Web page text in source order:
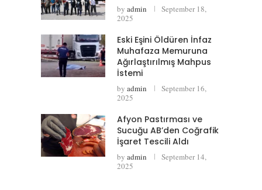
by admin
September 18,
2025
Eski Eşini Öldüren İnfaz
Muhafaza Memuruna
Ağırlaştırılmış Mahpus
İstemi
by admin
September 16,
2025
Afyon Pastırması ve
Sucuğu AB’den Coğrafik
İşaret Tescili Aldı
by admin
September 14,
2025